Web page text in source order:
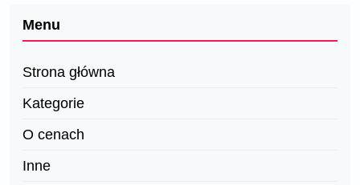
Menu
Strona główna
Kategorie
O cenach
Inne